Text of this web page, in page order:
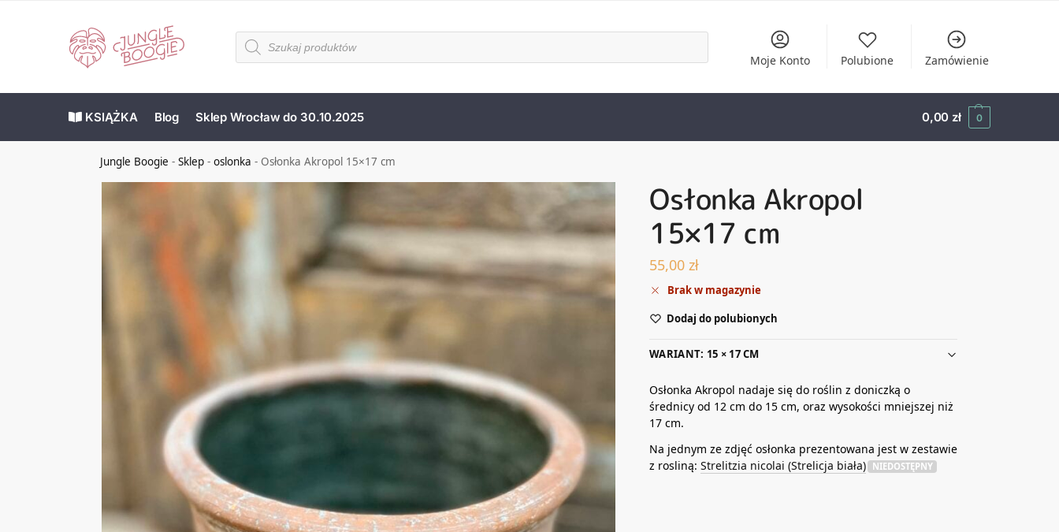
Moje Konto Polubione Zamówienie
KSIĄŻKA Blog Sklep Wrocław do 30.10.2025 0,00 zł 0
Jungle Boogie -Sklep -oslonka - Osłonka Akropol 15×17 cm
Osłonka Akropol
15×17 cm
55,00 zł
Brak w magazynie
Dodaj do polubionych
WARIANT: 15 × 17 CM
Osłonka Akropol nadaje się do roślin z doniczką o
średnicy od 12 cm do 15 cm, oraz wysokości mniejszej niż
17 cm.
Na jednym ze zdjęć osłonka prezentowana jest w zestawie
z rosliną:Strelitzia nicolai (Strelicja biała) NIEDOSTĘPNY